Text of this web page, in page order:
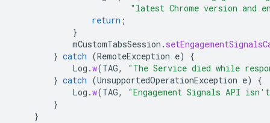
"latest Chrome version and
return ;
}
mCustomTabsSession .
} catch (RemoteException e)
{
Log .w(TAG,
"The Service died while
} catch (UnsupportedOperationException e)
{
Log .w(TAG,
"Engagement Signals API
}
}